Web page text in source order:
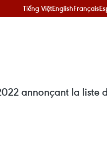
Tiếng ViệtEnglishFrançais
annonçant la liste